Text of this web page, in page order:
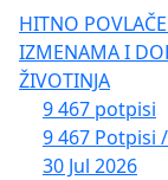
HITNO
IZMENAMA I
ŽIVOTINJA
9 467 potpisi
9 467 Potpisi
30 Jul 2026